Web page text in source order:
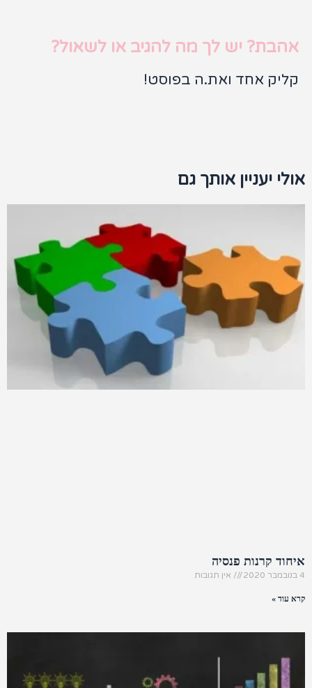
אהבת? יש לך מה להגיב או לשאול?
קליק אחד ואת.ה בפוסט!
אולי יעניין אותך גם
איחוד קרנות פנסיה
4 בנובמבר 2020 אין תגובות
קרא עוד »